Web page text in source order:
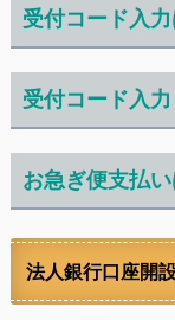
受付コード入
受付コード入
お急ぎ便支払
法人銀行口座開